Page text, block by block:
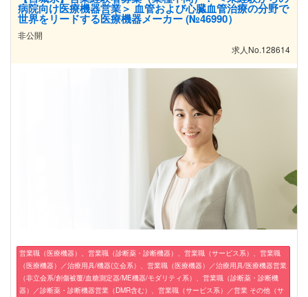
病院向け医療機器営業＞ 血管および心臓血管治療の分野で
世界をリードする医療機器メーカー (№46990）
非公開
求人No.128614
営業職（医療機器）、営業職（診断薬・診断機器）、営業職（サービス系）、営業職
（医療機器）／治療用具/機器(立会系）、営業職（医療機器）／治療用具/医療機器営業
（非立会系/創傷被覆/血糖測定器/ME機器/モダリティ系）、営業職（診断薬・診断機
器）／診断薬・診断機器営業（DMR含む）、営業職（サービス系）／営業 その他（サ